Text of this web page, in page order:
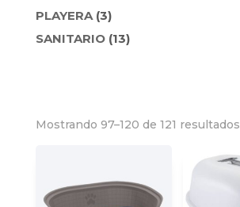
PLAYERA 33
PRODUCTOS
SANITARIO 1313
Mostrando 97–120 de 121 resultados